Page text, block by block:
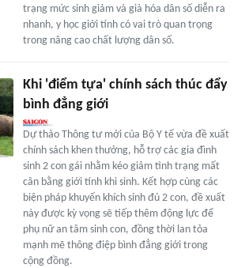
trạng mức sinh giảm và già hóa dân số diễn ra
nhanh, y học giới tính có vai trò quan trọng
trong nâng cao chất lượng dân số.
Khi 'điểm tựa' chính sách thúc đẩy
bình đẳng giới
Dự thảo Thông tư mới của Bộ Y tế vừa đề xuất
chính sách khen thưởng, hỗ trợ các gia đình
sinh 2 con gái nhằm kéo giảm tình trạng mất
cân bằng giới tính khi sinh. Kết hợp cùng các
biện pháp khuyến khích sinh đủ 2 con, đề xuất
này được kỳ vọng sẽ tiếp thêm động lực để
phụ nữ an tâm sinh con, đồng thời lan tỏa
mạnh mẽ thông điệp bình đẳng giới trong
cộng đồng.